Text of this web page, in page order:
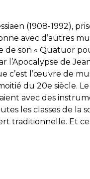
(1908-1992),
avec d’autres
son « Quatuor
de
c’est l’œuvre de
du 20e siècle.
avec des
les classes de la
traditionnelle. Et